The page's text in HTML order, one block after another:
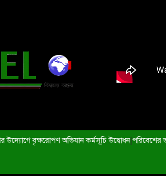
উদ্যোগে বৃক্ষরোপণ অভিযান কর্মসূচি উদ্বোধন|পরিবেশের